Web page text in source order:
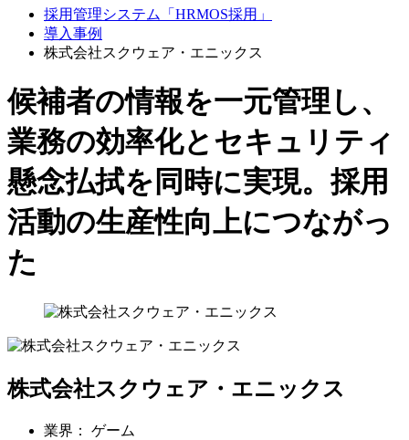
採用管理システム「HRMOS採用」
導入事例
株式会社スクウェア・エニックス
候補者の情報を一元管理し、
業務の効率化とセキュリティ
懸念払拭を同時に実現。採用
活動の生産性向上につながっ
た
株式会社スクウェア・エニックス
業界： ゲーム